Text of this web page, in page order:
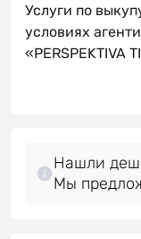
Услуги по
условиях
«PERSPEKTIVA
Нашли
Мы